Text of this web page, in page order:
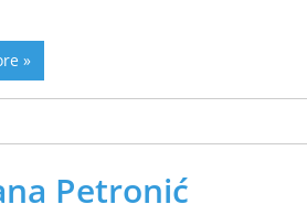
»
Petronić